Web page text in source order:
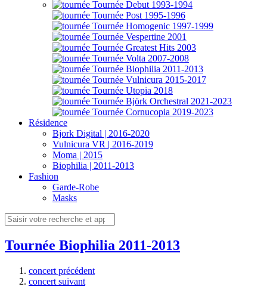
Résidence
Bjork Digital | 2016-2020
Vulnicura VR | 2016-2019
Moma | 2015
Biophilia | 2011-2013
Fashion
Garde-Robe
Masks
Tournée Biophilia 2011-2013
concert précédent
concert suivant